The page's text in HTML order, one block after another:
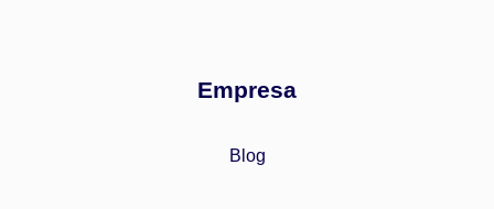
Empresa
Blog